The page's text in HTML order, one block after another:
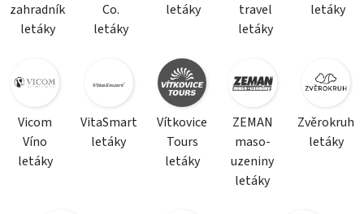
zahradník
letáky
Co.
letáky
letáky
travel
letáky
letáky
Vicom
Víno
letáky
VitaSmart
letáky
Vítkovice
Tours
letáky
ZEMAN
maso-
uzeniny
letáky
Zvěrokruh
letáky